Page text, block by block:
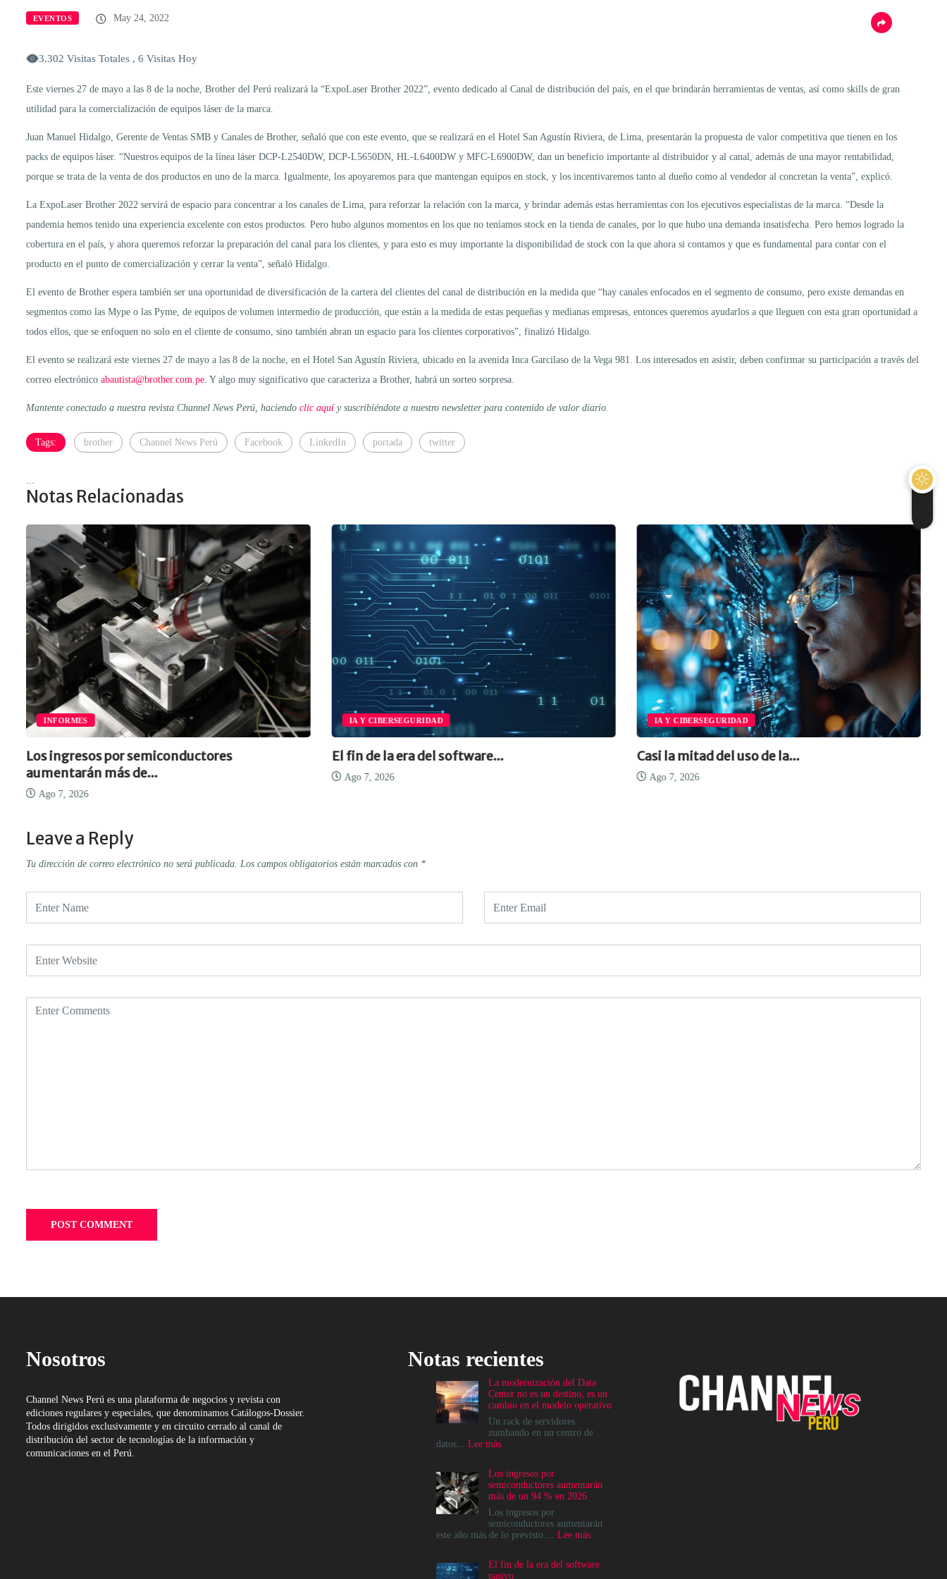
EVENTOS May 24, 2022
3.302 Visitas Totales , 6 Visitas Hoy
Este viernes 27 de mayo a las 8 de la noche, Brother del Perú realizará la “ExpoLaser Brother 2022”, evento dedicado al Canal de distribución del país, en el que brindarán herramientas de ventas, así como skills de gran
utilidad para la comercialización de equipos láser de la marca.
Juan Manuel Hidalgo, Gerente de Ventas SMB y Canales de Brother, señaló que con este evento, que se realizará en el Hotel San Agustín Riviera, de Lima, presentarán la propuesta de valor competitiva que tienen en los
packs de equipos láser. “Nuestros equipos de la línea láser DCP-L2540DW, DCP-L5650DN, HL-L6400DW y MFC-L6900DW, dan un beneficio importante al distribuidor y al canal, además de una mayor rentabilidad,
porque se trata de la venta de dos productos en uno de la marca. Igualmente, los apoyaremos para que mantengan equipos en stock, y los incentivaremos tanto al dueño como al vendedor al concretan la venta”, explicó.
La ExpoLaser Brother 2022 servirá de espacio para concentrar a los canales de Lima, para reforzar la relación con la marca, y brindar además estas herramientas con los ejecutivos especialistas de la marca. “Desde la
pandemia hemos tenido una experiencia excelente con estos productos. Pero hubo algunos momentos en los que no teníamos stock en la tienda de canales, por lo que hubo una demanda insatisfecha. Pero hemos logrado la
cobertura en el país, y ahora queremos reforzar la preparación del canal para los clientes, y para esto es muy importante la disponibilidad de stock con la que ahora si contamos y que es fundamental para contar con el
producto en el punto de comercialización y cerrar la venta”, señaló Hidalgo.
El evento de Brother espera también ser una oportunidad de diversificación de la cartera del clientes del canal de distribución en la medida que “hay canales enfocados en el segmento de consumo, pero existe demandas en
segmentos como las Mype o las Pyme, de equipos de volumen intermedio de producción, que están a la medida de estas pequeñas y medianas empresas, entonces queremos ayudarlos a que lleguen con esta gran oportunidad a
todos ellos, que se enfoquen no solo en el cliente de consumo, sino también abran un espacio para los clientes corporativos”, finalizó Hidalgo.
El evento se realizará este viernes 27 de mayo a las 8 de la noche, en el Hotel San Agustín Riviera, ubicado en la avenida Inca Garcilaso de la Vega 981. Los interesados en asistir, deben confirmar su participación a través del
correo electrónico abautista@brother.com.pe . Y algo muy significativo que caracteriza a Brother, habrá un sorteo sorpresa.
Mantente conectado a nuestra revista Channel News Perú, haciendo clic aquíy suscribiéndote a nuestro newsletter para contenido de valor diario.
Tags: brother Channel News Perú Facebook LinkedIn portada twitter
Notas Relacionadas
INFORMES
Los ingresos por semiconductores
aumentarán más de...
Ago 7, 2026
IA Y CIBERSEGURIDAD
El fin de la era del software...
Ago 7, 2026
IA Y CIBERSEGURIDAD
Casi la mitad del uso de la...
Ago 7, 2026
Leave a Reply
Tu dirección de correo electrónico no será publicada. Los campos obligatorios están marcados con *
Nosotros
Channel News Perú es una plataforma de negocios y revista con
ediciones regulares y especiales, que denominamos Catálogos-Dossier.
Todos dirigidos exclusivamente y en circuito cerrado al canal de
distribución del sector de tecnologías de la información y
comunicaciones en el Perú.
Notas recientes
La modernización del Data
Center no es un destino, es un
cambio en el modelo operativo
Un rack de servidores
zumbando en un centro de
datos... Lee más:
del
Data
Center
no
es
un
un
Los ingresos por
semiconductores aumentarán
más de un 94 % en 2026
Los ingresos por
semiconductores aumentarán
este año más de lo previsto.... Lee más:
por
El fin de la era del software
pasivo